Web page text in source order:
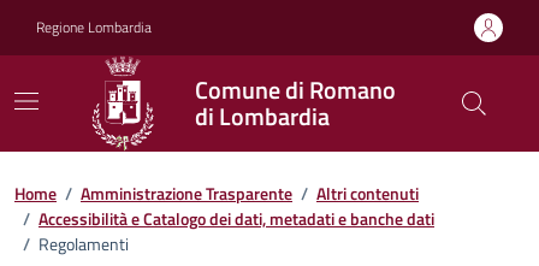
Regione Lombardia
Comune di Romano
di Lombardia
Home / Amministrazione Trasparente / Altri contenuti
/ Accessibilità e Catalogo dei dati, metadati e banche dati
/ Regolamenti